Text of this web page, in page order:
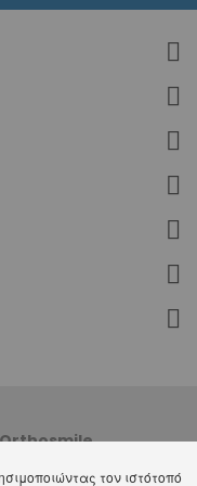
Orthosmile
τον ιστότοπό